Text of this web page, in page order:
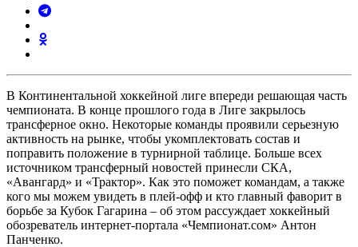
В Континентальной хоккейной лиге впереди решающая часть
чемпионата. В конце прошлого года в Лиге закрылось
трансферное окно. Некоторые команды проявили серьезную
активность на рынке, чтобы укомплектовать состав и
поправить положение в турнирной таблице. Больше всех
источником трансферный новостей принесли СКА,
«Авангард» и «Трактор». Как это поможет командам, а также
кого мы можем увидеть в плей-офф и кто главный фаворит в
борьбе за Кубок Гагарина – об этом рассуждает хоккейный
обозреватель интернет-портала «Чемпионат.сом» Антон
Панченко.